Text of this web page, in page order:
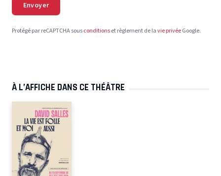
Envoyer
Protégé par reCAPTCHA sousconditionset règlement de lavie privéeGoogle.
À L’AFFICHE DANS CE THÉÂTRE